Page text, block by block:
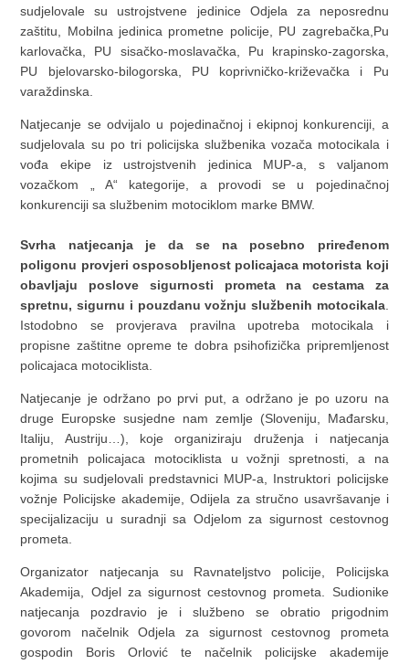
sudjelovale su ustrojstvene jedinice Odjela za neposrednu
zaštitu, Mobilna jedinica prometne policije, PU zagrebačka,Pu
karlovačka, PU sisačko-moslavačka, Pu krapinsko-zagorska,
PU bjelovarsko-bilogorska, PU koprivničko-križevačka i Pu
varaždinska.
Natjecanje se odvijalo u pojedinačnoj i ekipnoj konkurenciji, a
sudjelovala su po tri policijska službenika vozača motocikala i
vođa ekipe iz ustrojstvenih jedinica MUP-a, s valjanom
vozačkom „ A“ kategorije, a provodi se u pojedinačnoj
konkurenciji sa službenim motociklom marke BMW.
Svrha natjecanja je da se na posebno priređenom
poligonu provjeri osposobljenost policajaca motorista koji
obavljaju poslove sigurnosti prometa na cestama za
spretnu, sigurnu i pouzdanu vožnju službenih motocikala.
Istodobno se provjerava pravilna upotreba motocikala i
propisne zaštitne opreme te dobra psihofizička pripremljenost
policajaca motociklista.
Natjecanje je održano po prvi put, a održano je po uzoru na
druge Europske susjedne nam zemlje (Sloveniju, Mađarsku,
Italiju, Austriju…), koje organiziraju druženja i natjecanja
prometnih policajaca motociklista u vožnji spretnosti, a na
kojima su sudjelovali predstavnici MUP-a, Instruktori policijske
vožnje Policijske akademije, Odijela za stručno usavršavanje i
specijalizaciju u suradnji sa Odjelom za sigurnost cestovnog
prometa.
Organizator natjecanja su Ravnateljstvo policije, Policijska
Akademija, Odjel za sigurnost cestovnog prometa. Sudionike
natjecanja pozdravio je i službeno se obratio prigodnim
govorom načelnik Odjela za sigurnost cestovnog prometa
gospodin Boris Orlović te načelnik policijske akademije